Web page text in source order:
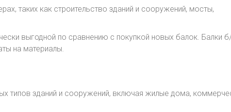
таких как строительство зданий и сооружений, мосты,
выгодной по сравнению с покупкой новых балок. Балки
на материалы.
типов зданий и сооружений, включая жилые дома,